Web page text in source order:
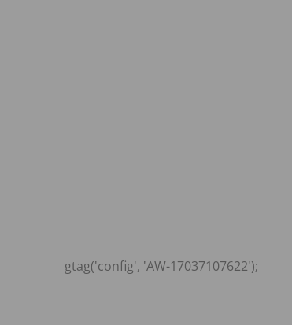
gtag('config', 'AW-17037107622');